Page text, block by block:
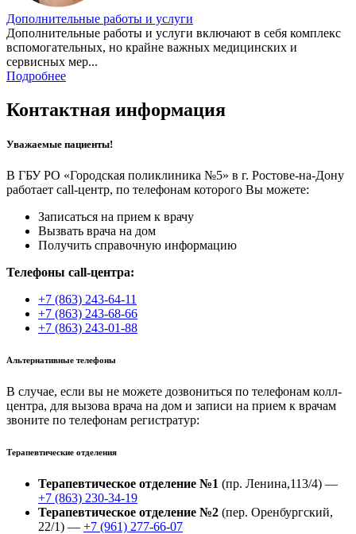
Дополнительные работы и услуги
Дополнительные работы и услуги включают в себя комплекс
вспомогательных, но крайне важных медицинских и
сервисных мер...
Подробнее
Контактная информация
Уважаемые пациенты!
В ГБУ РО «Городская поликлиника №5» в г. Ростове-на-Дону
работает call-центр, по телефонам которого Вы можете:
Записаться на прием к врачу
Вызвать врача на дом
Получить справочную информацию
Телефоны call-центра:
+7 (863) 243-64-11
+7 (863) 243-68-66
+7 (863) 243-01-88
Альтернативные телефоны
В случае, если вы не можете дозвониться по телефонам колл-
центра, для вызова врача на дом и записи на прием к врачам
звоните по телефонам регистратур:
Терапевтические отделения
Терапевтическое отделение №1 (пр. Ленина,113/4) —
+7 (863) 230-34-19
Терапевтическое отделение №2 (пер. Оренбургский,
22/1) — +7 (961) 277-66-07